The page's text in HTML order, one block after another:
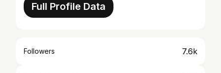
Full Profile Data
Followers 7.6k